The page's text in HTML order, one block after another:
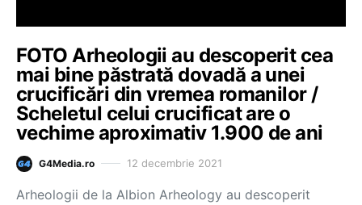
FOTO Arheologii au descoperit cea
mai bine păstrată dovadă a unei
crucificări din vremea romanilor /
Scheletul celui crucificat are o
vechime aproximativ 1.900 de ani
G4Media.ro 12 decembrie 2021
Arheologii de la Albion Arheology au descoperit